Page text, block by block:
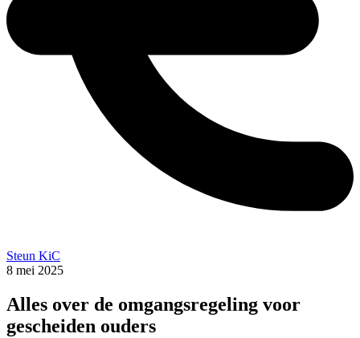
Steun KiC
8 mei 2025
Alles over de omgangsregeling voor
gescheiden ouders